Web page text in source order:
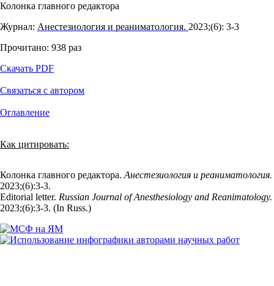
Колонка главного редактора
Журнал: Анестезиология и реаниматология. 2023;(6): 3‑3
Прочитано: 938 раз
Скачать PDF
Связаться с автором
Оглавление
Как цитировать:
Колонка главного редактора. Анестезиология и реаниматология.
2023;(6):3‑3.
Editorial letter. Russian Journal of Anesthesiology and Reanimatology.
2023;(6):3‑3. (In Russ.)